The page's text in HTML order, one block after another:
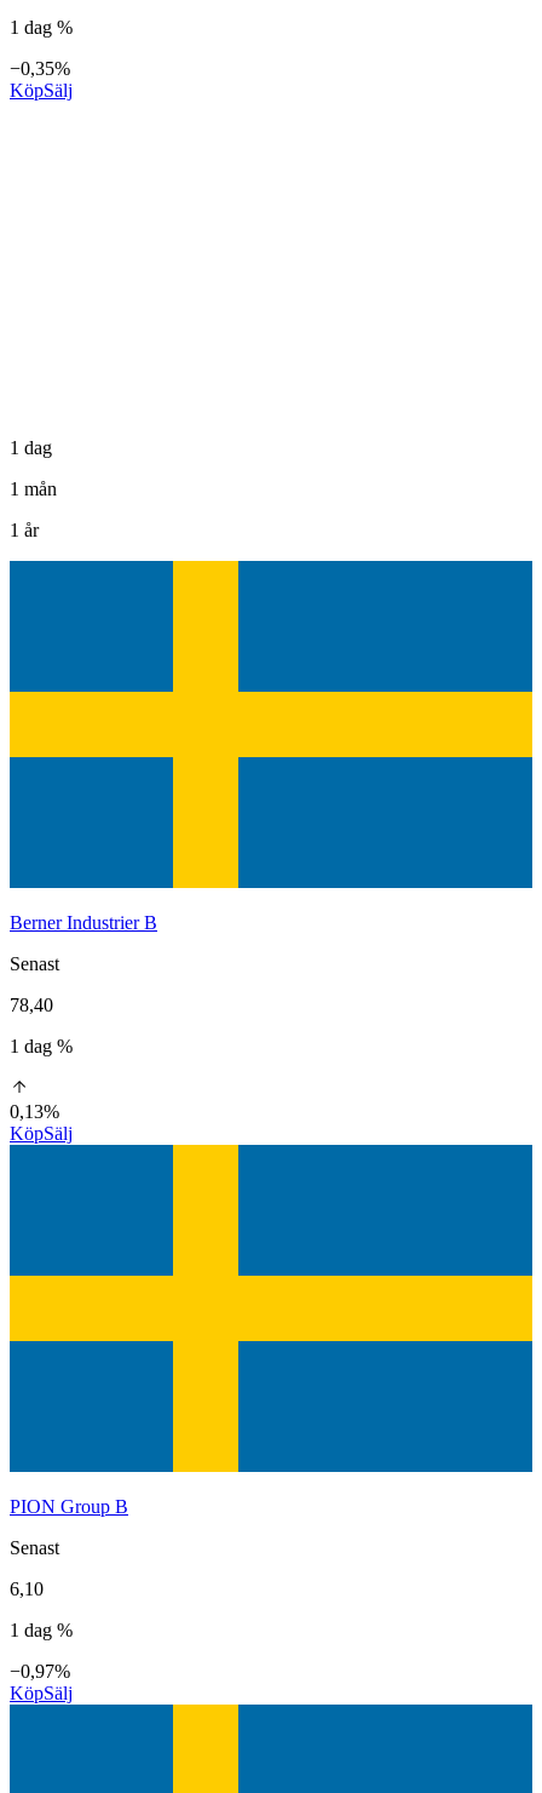
1 dag %
−0,35%
KöpSälj
1 dag
1 mån
1 år
Berner Industrier B
Senast
78,40
1 dag %
0,13%
KöpSälj
PION Group B
Senast
6,10
1 dag %
−0,97%
KöpSälj